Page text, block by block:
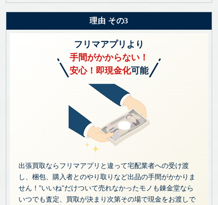
理由 その3
フリマアプリより
手間がかからない！
安心！即現金化可能
出張買取ならフリマアプリと違って宅配業者への受け渡
し、梱包、購入者とのやり取りなど出品の手間がかかりま
せん！”いいね”だけついて売れなかったモノも錬金堂なら
いつでも査定、買取が決まり次第その場で現金をお渡しで